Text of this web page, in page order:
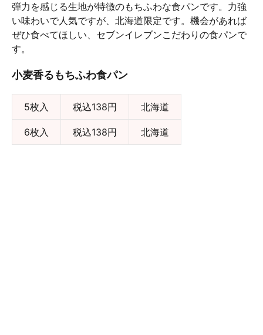
弾力を感じる生地が特徴のもちふわな食パンです。力強
い味わいで人気ですが、北海道限定です。機会があれば
ぜひ食べてほしい、セブンイレブンこだわりの食パンで
す。
小麦香るもちふわ食パン
5枚入 税込138円 北海道
6枚入 税込138円 北海道